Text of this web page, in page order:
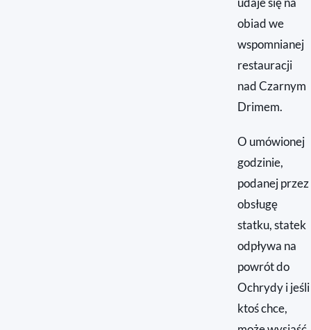
obiad we
wspomnianej
restauracji
nad Czarnym
Drimem.
O umówionej
godzinie,
podanej przez
obsługę
statku, statek
odpływa na
powrót do
Ochrydy i jeśli
ktoś chce,